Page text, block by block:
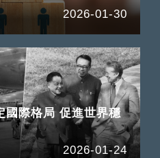
2026-01-30
國際格局 促進世界穩
2026-01-24